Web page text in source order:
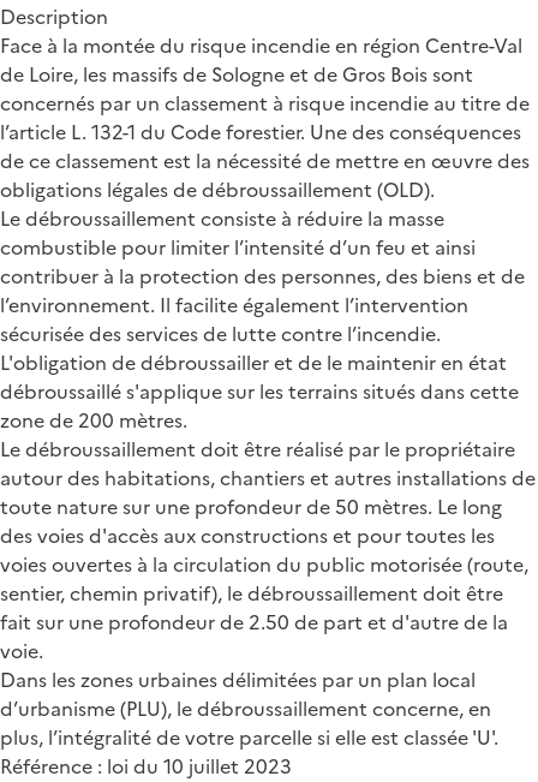
Description
Face à la montée du risque incendie en région Centre-Val
de Loire, les massifs de Sologne et de Gros Bois sont
concernés par un classement à risque incendie au titre de
l’article L. 132-1 du Code forestier. Une des conséquences
de ce classement est la nécessité de mettre en œuvre des
obligations légales de débroussaillement (OLD).
Le débroussaillement consiste à réduire la masse
combustible pour limiter l’intensité d’un feu et ainsi
contribuer à la protection des personnes, des biens et de
l’environnement. Il facilite également l’intervention
sécurisée des services de lutte contre l’incendie.
L'obligation de débroussailler et de le maintenir en état
débroussaillé s'applique sur les terrains situés dans cette
zone de 200 mètres.
Le débroussaillement doit être réalisé par le propriétaire
autour des habitations, chantiers et autres installations de
toute nature sur une profondeur de 50 mètres. Le long
des voies d'accès aux constructions et pour toutes les
voies ouvertes à la circulation du public motorisée (route,
sentier, chemin privatif), le débroussaillement doit être
fait sur une profondeur de 2.50 de part et d'autre de la
voie.
Dans les zones urbaines délimitées par un plan local
d’urbanisme (PLU), le débroussaillement concerne, en
plus, l’intégralité de votre parcelle si elle est classée 'U'.
Référence : loi du 10 juillet 2023